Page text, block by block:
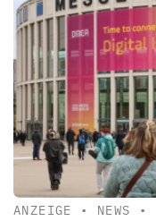
ANZEIGE • NEWS •